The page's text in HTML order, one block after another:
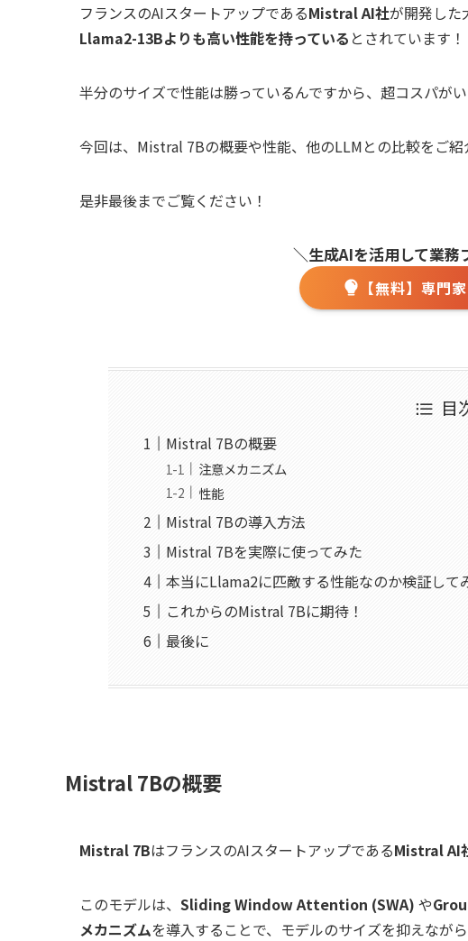
フランスのAIスタートアップであるMistral AI社が開発した
Llama2-13Bよりも高い性能を持っている とされています！
半分のサイズで性能は勝っているんですから、超コスパがい
今回は、Mistral 7Bの概要や性能、他のLLMとの比較をご紹
是非最後までご覧ください！
＼生成AIを活用して業務
【無料】専門
目
Mistral 7Bの概要
注意メカニズム
性能
Mistral 7Bの導入方法
Mistral 7Bを実際に使ってみた
本当にLlama2に匹敵する性能なのか検証して
これからのMistral 7Bに期待！
最後に
Mistral 7Bの概要
Mistral 7BはフランスのAIスタートアップであるMistral AI
このモデルは、 Sliding Window Attention (SWA) や
メカニズムを導入することで、モデルのサイズを抑えなが